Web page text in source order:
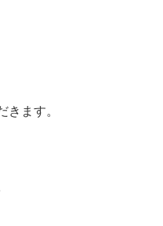
きます。